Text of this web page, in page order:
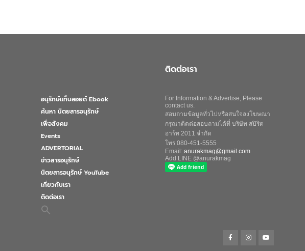
อนุรักษ์แท็บลอยด์ Ebook
ค้นหา นิตยสารอนุรักษ์
เพื่อสังคม
Events
ADVERTORIAL
ข่าวสารอนุรักษ์
นิตยสารอนุรักษ์ YouTube
เกี่ยวกับเรา
ติดต่อเรา
ติดต่อเรา
For Information & Advertise, Please
contact us.
สอบถามข้อมูลทั่วไปหรือสนใจลงโฆษณา
กรุณาติดต่อสอบถามได้ที่ บริษัท สปิริต
อาร์ท 2011 จำกัด
โทร 080-451-5555
Email: anurakmag@gmail.com
Add LINE @anurakmag